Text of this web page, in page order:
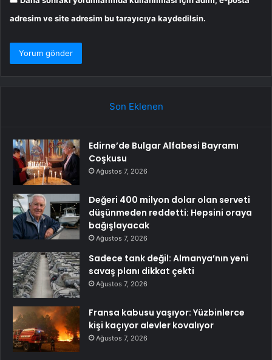
adresim ve site adresim bu tarayıcıya kaydedilsin.
Son Eklenen
Edirne’de Bulgar Alfabesi Bayramı
Coşkusu
Ağustos 7, 2026
Değeri 400 milyon dolar olan serveti
düşünmeden reddetti: Hepsini oraya
bağışlayacak
Ağustos 7, 2026
Sadece tank değil: Almanya’nın yeni
savaş planı dikkat çekti
Ağustos 7, 2026
Fransa kabusu yaşıyor: Yüzbinlerce
kişi kaçıyor alevler kovalıyor
Ağustos 7, 2026